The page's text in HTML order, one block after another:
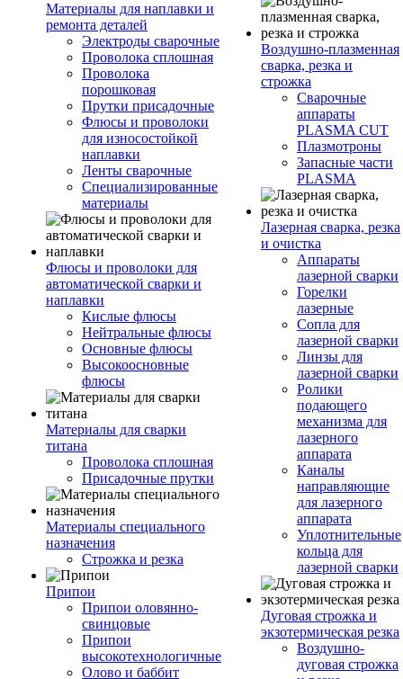
Материалы для наплавки и
ремонта деталей
Электроды сварочные
Проволока сплошная
Проволока
порошковая
Прутки присадочные
Флюсы и проволоки
для износостойкой
наплавки
Ленты сварочные
Специализированные
материалы
Флюсы и проволоки для
автоматической сварки и
наплавки
Кислые флюсы
Нейтральные флюсы
Основные флюсы
Высокоосновные
флюсы
Материалы для сварки
титана
Проволока сплошная
Присадочные прутки
Материалы специального
назначения
Строжка и резка
Припои
Припои оловянно-
свинцовые
Припои
высокотехнологичные
Олово и баббит
Воздушно-плазменная
сварка, резка и
строжка
Сварочные
аппараты
PLASMA CUT
Плазмотроны
Запасные части
PLASMA
Лазерная сварка, резка
и очистка
Аппараты
лазерной сварки
Горелки
лазерные
Сопла для
лазерной сварки
Линзы для
лазерной сварки
Ролики
подающего
механизма для
лазерного
аппарата
Каналы
направляющие
для лазерного
аппарата
Уплотнительные
кольца для
лазерной сварки
Дуговая строжка и
экзотермическая резка
Воздушно-
дуговая строжка